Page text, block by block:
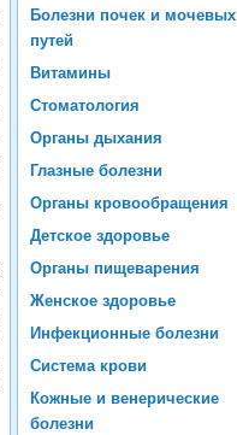
Болезни почек и мочевых
путей
Витамины
Стоматология
Органы дыхания
Глазные болезни
Органы кровообращения
Детское здоровье
Органы пищеварения
Женское здоровье
Инфекционные болезни
Система крови
Кожные и венерические
болезни